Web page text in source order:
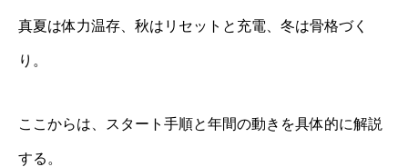
真夏は体力温存、秋はリセットと充電、冬は骨格づく
り。
ここからは、スタート手順と年間の動きを具体的に解説
する。